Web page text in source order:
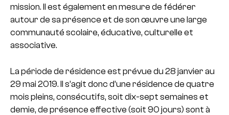
mission. Il est également en mesure de fédérer
autour de sa présence et de son œuvre une large
communauté scolaire, éducative, culturelle et
associative.
La période de résidence est prévue du 28 janvier au
29 mai 2019. Il s’agit donc d’une résidence de quatre
mois pleins, consécutifs, soit dix-sept semaines et
demie, de présence effective (soit 90 jours) sont à